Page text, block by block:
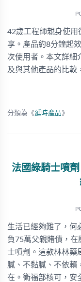
42歲工程師親身使用
享。產品約8分鐘起
次使用者。本文詳細
及與其他產品的比較
分類為《延時產品》
法國綠騎士噴
生活已經夠難了，何
負75萬父親賭債，
士噴劑。這款林林藥
膩、不黏膩、不依賴
在。衛福部核可，安